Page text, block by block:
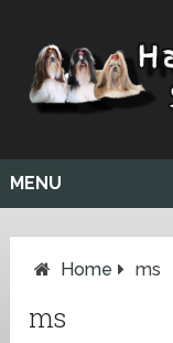
MENU
Home ms
ms